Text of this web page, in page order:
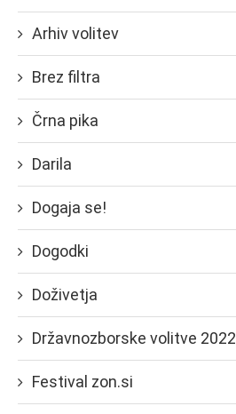
Arhiv volitev
Brez filtra
Črna pika
Darila
Dogaja se!
Dogodki
Doživetja
Državnozborske volitve 2022
Festival zon.si